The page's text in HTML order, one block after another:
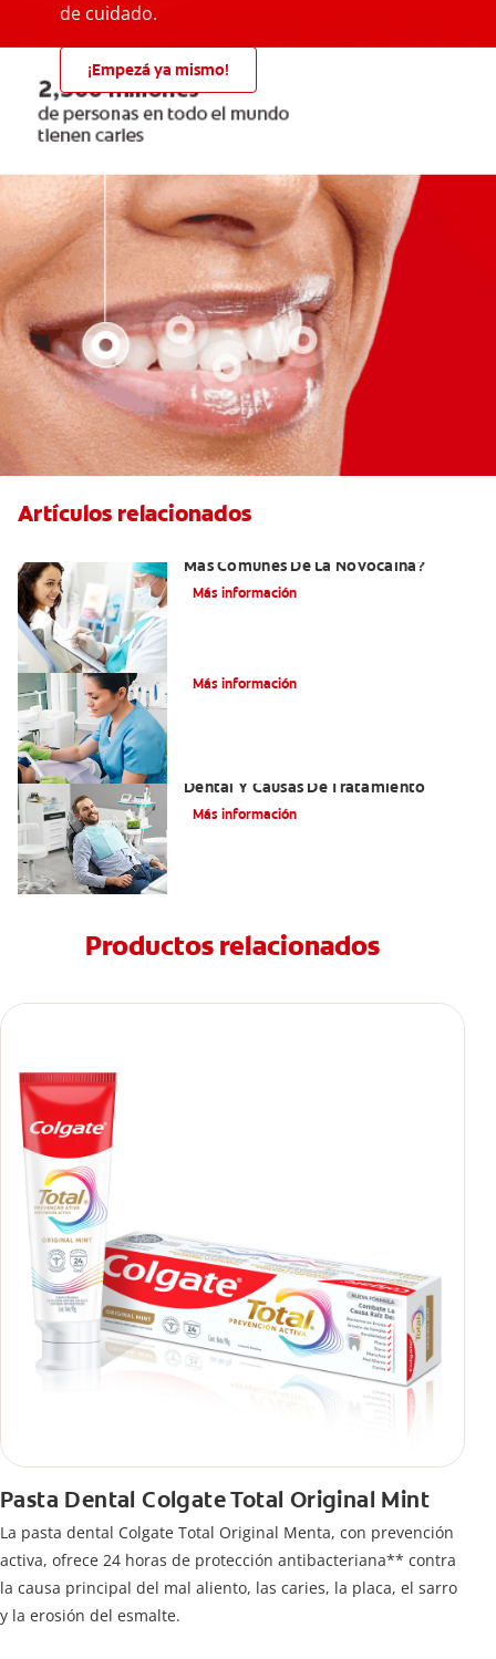
de cuidado.
¡Empezá ya mismo!
Artículos relacionados
Más Comunes De La Novocaína?
Más información
Más información
Dental Y Causas De Tratamiento
Más información
Productos relacionados
Pasta Dental Colgate Total Original Mint
La pasta dental Colgate Total Original Menta, con prevención
activa, ofrece 24 horas de protección antibacteriana** contra
la causa principal del mal aliento, las caries, la placa, el sarro
y la erosión del esmalte.